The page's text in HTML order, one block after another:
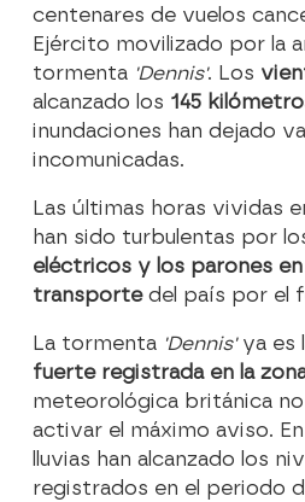
centenares de vuelos
Ejército movilizado por la
tormenta 'Dennis'. Los
alcanzado los 145
inundaciones han dejado
incomunicadas.
Las últimas horas vividas
han sido turbulentas por
eléctricos y los parones
transportedel país por el
La tormenta 'Dennis' ya es
fuerte registrada en la
meteorológica británica
activar el máximo aviso. En
lluvias han alcanzado los
registrados en el periodo